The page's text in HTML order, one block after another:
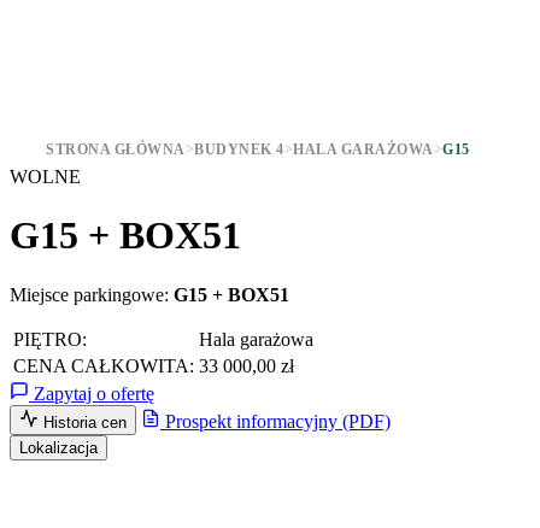
STRONA GŁÓWNA>BUDYNEK 4>HALA GARAŻOWA>G15
WOLNE
G15 + BOX51
Miejsce parkingowe: G15 + BOX51
PIĘTRO:
Hala garażowa
CENA CAŁKOWITA: 33 000,00 zł
Zapytaj o ofertę
Historia cen Prospekt informacyjny (PDF)
Lokalizacja